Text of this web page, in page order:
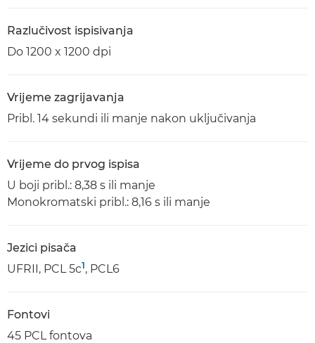
Razlučivost ispisivanja
Do 1200 x 1200 dpi
Vrijeme zagrijavanja
Pribl. 14 sekundi ili manje nakon uključivanja
Vrijeme do prvog ispisa
U boji pribl.: 8,38 s ili manje
Monokromatski pribl.: 8,16 s ili manje
Jezici pisača
UFRII, PCL 5c1, PCL6
Fontovi
45 PCL fontova